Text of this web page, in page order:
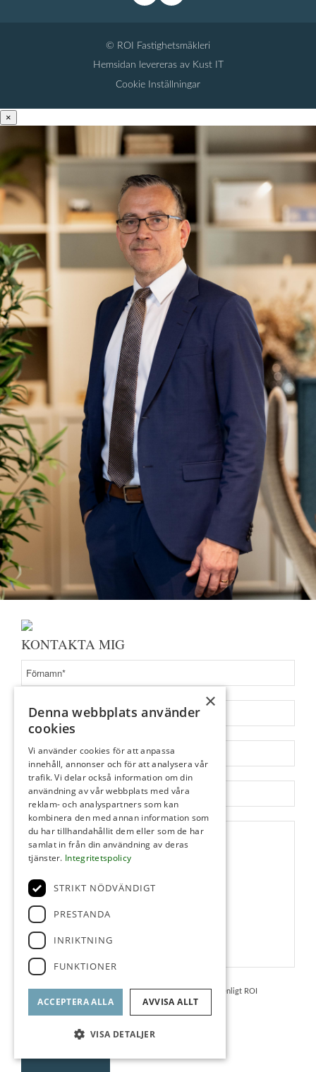
© ROI Fastighetsmäkleri
Hemsidan levereras av Kust IT
Cookie Inställningar
×
KONTAKTA MIG
Jag samtycker till behandling av mina personuppgifter enligt ROI
×
Denna webbplats använder
cookies
Vi använder cookies för att anpassa
innehåll, annonser och för att analysera vår
trafik. Vi delar också information om din
användning av vår webbplats med våra
reklam- och analyspartners som kan
kombinera den med annan information som
du har tillhandahållit dem eller som de har
samlat in från din användning av deras
tjänster. Integritetspolicy
STRIKT NÖDVÄNDIGT
PRESTANDA
INRIKTNING
FUNKTIONER
ACCEPTERA ALLA AVVISA ALLT
VISA DETALJER